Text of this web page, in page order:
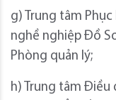
g) Trung tâm
nghề nghiệp Đồ
Phòng quản lý;
h) Trung tâm Điều